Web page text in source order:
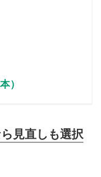
）
見直しも選択